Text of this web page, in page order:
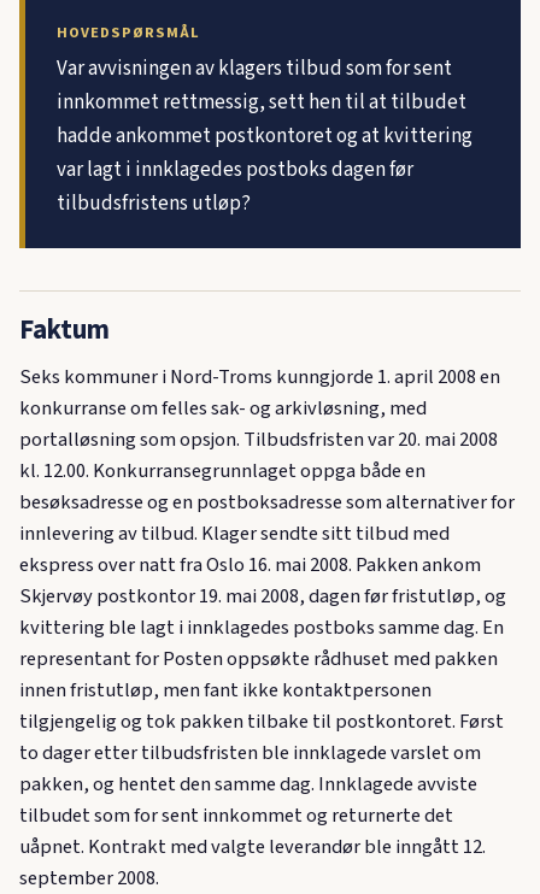
HOVEDSPØRSMÅL
Var avvisningen av klagers tilbud som for sent
innkommet rettmessig, sett hen til at tilbudet
hadde ankommet postkontoret og at kvittering
var lagt i innklagedes postboks dagen før
tilbudsfristens utløp?
Faktum
Seks kommuner i Nord-Troms kunngjorde 1. april 2008 en
konkurranse om felles sak- og arkivløsning, med
portalløsning som opsjon. Tilbudsfristen var 20. mai 2008
kl. 12.00. Konkurransegrunnlaget oppga både en
besøksadresse og en postboksadresse som alternativer for
innlevering av tilbud. Klager sendte sitt tilbud med
ekspress over natt fra Oslo 16. mai 2008. Pakken ankom
Skjervøy postkontor 19. mai 2008, dagen før fristutløp, og
kvittering ble lagt i innklagedes postboks samme dag. En
representant for Posten oppsøkte rådhuset med pakken
innen fristutløp, men fant ikke kontaktpersonen
tilgjengelig og tok pakken tilbake til postkontoret. Først
to dager etter tilbudsfristen ble innklagede varslet om
pakken, og hentet den samme dag. Innklagede avviste
tilbudet som for sent innkommet og returnerte det
uåpnet. Kontrakt med valgte leverandør ble inngått 12.
september 2008.